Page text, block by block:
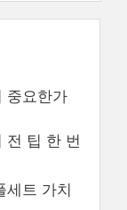
중요한가
전 팁 한 번
세트 가치